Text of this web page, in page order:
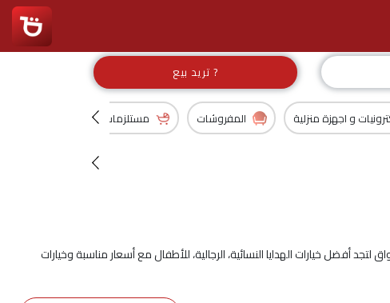
تريد بيع ?
و اجهزة منزلية المفروشات مستلزمات اطفال
أفضل خيارات الهدايا النسائية، الرجالية، للأطفال مع أسعار مناسبة وخيارات